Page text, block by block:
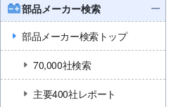
部品メーカー検索
部品メーカー検索トップ
70,000社検索
主要400社レポート